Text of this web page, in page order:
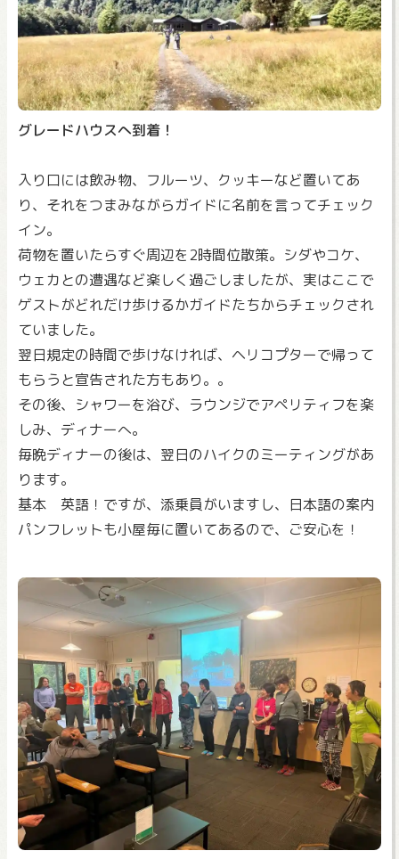
グレードハウスへ到着！
入り口には飲み物、フルーツ、クッキーなど置いてあ
り、それをつまみながらガイドに名前を言ってチェック
イン。
荷物を置いたらすぐ周辺を2時間位散策。シダやコケ、
ウェカとの遭遇など楽しく過ごしましたが、実はここで
ゲストがどれだけ歩けるかガイドたちからチェックされ
ていました。
翌日規定の時間で歩けなければ、ヘリコプターで帰って
もらうと宣告された方もあり。。
その後、シャワーを浴び、ラウンジでアペリティフを楽
しみ、ディナーへ。
毎晩ディナーの後は、翌日のハイクのミーティングがあ
ります。
基本 英語！ですが、添乗員がいますし、日本語の案内
パンフレットも小屋毎に置いてあるので、ご安心を！